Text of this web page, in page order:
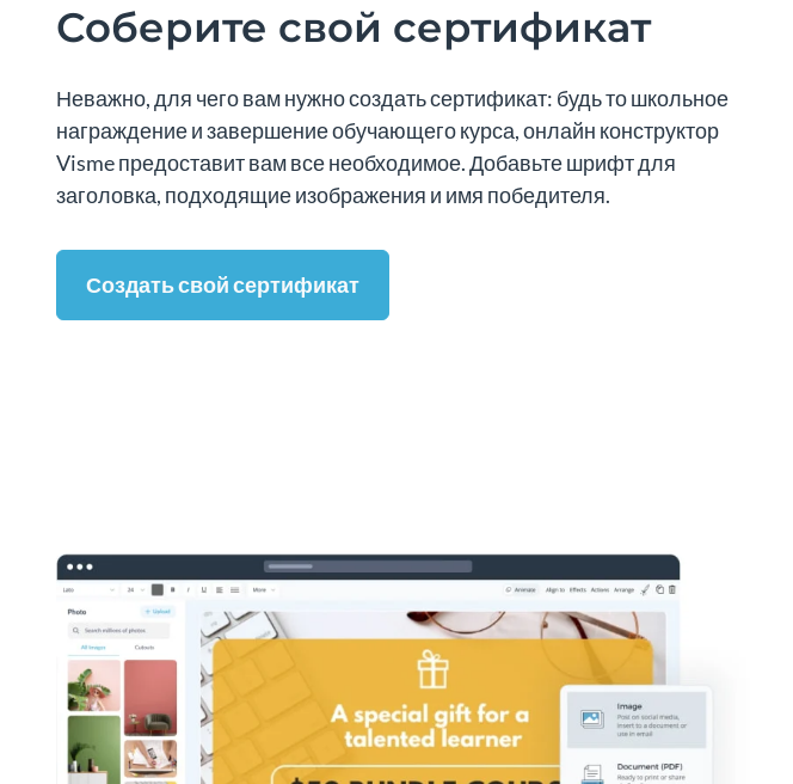
Соберите свой сертификат
Неважно, для чего вам нужно создать сертификат: будь то школьное
награждение и завершение обучающего курса, онлайн конструктор
Visme предоставит вам все необходимое. Добавьте шрифт для
заголовка, подходящие изображения и имя победителя.
Создать свой сертификат